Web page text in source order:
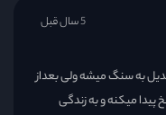
به سنگ میشه ولی بعداز
پیدا میکنه و به زندگی
5 سال قبل